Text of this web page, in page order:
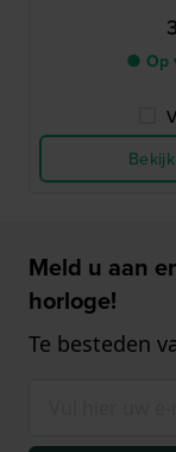
● Op
Meld u aan
horloge!
Te besteden